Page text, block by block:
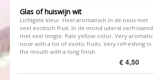
Glas of huiswijn wit
​Lichtgele kleur. Heel aromatisch in de neus met
veel exotisch fruit. In de mond uiterst verfrissend
met veel lengte. Pale yellow color. Very aromatic
nose with a lot of exotic fruits. Very refreshing in
the mouth with a long finish.
€ 4,50